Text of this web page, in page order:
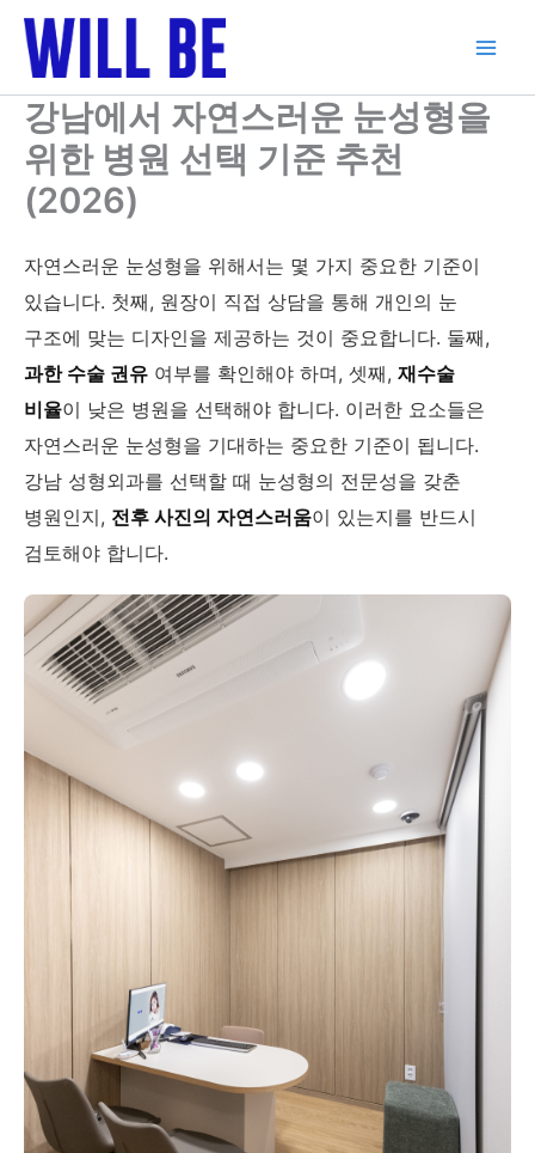
로 강남에서 자연스러운 눈성형을
위한 병원 선택 기준 추천
(2026)
자연스러운 눈성형을 위해서는 몇 가지 중요한 기준이
있습니다. 첫째, 원장이 직접 상담을 통해 개인의 눈
구조에 맞는 디자인을 제공하는 것이 중요합니다. 둘째,
과한 수술 권유 여부를 확인해야 하며, 셋째, 재수술
비율이 낮은 병원을 선택해야 합니다. 이러한 요소들은
자연스러운 눈성형을 기대하는 중요한 기준이 됩니다.
강남 성형외과를 선택할 때 눈성형의 전문성을 갖춘
병원인지, 전후 사진의 자연스러움이 있는지를 반드시
검토해야 합니다.